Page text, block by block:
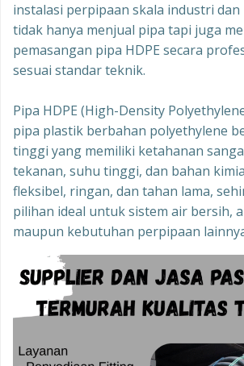
instalasi perpipaan skala industri dan
tidak hanya menjual pipa tapi juga
pemasangan pipa HDPE secara
sesuai standar teknik.
Pipa HDPE (High-Density
pipa plastik berbahan polyethylene
tinggi yang memiliki ketahanan
tekanan, suhu tinggi, dan bahan
fleksibel, ringan, dan tahan lama,
pilihan ideal untuk sistem air bersih,
maupun kebutuhan perpipaan